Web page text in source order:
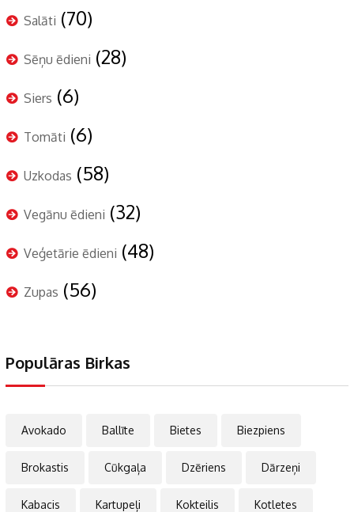
Salāti (70)
Sēņu ēdieni (28)
Siers (6)
Tomāti (6)
Uzkodas (58)
Vegānu ēdieni (32)
Veģetārie ēdieni (48)
Zupas (56)
Populāras Birkas
Avokado Ballīte Bietes Biezpiens
Brokastis Cūkgaļa Dzēriens Dārzeņi
Kabacis Kartupeļi Kokteilis Kotletes